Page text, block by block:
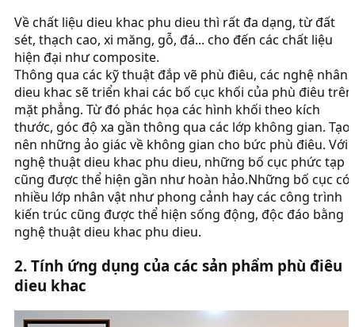
Về chất liệu dieu khac phu dieu thì rất đa dạng, từ đất
sét, thạch cao, xi măng, gỗ, đá... cho đến các chất liệu
hiện đại như composite.
Thông qua các kỹ thuật đắp vẽ phù điêu, các nghệ nhân
dieu khac sẽ triển khai các bố cục khối của phù điêu trên
mặt phẳng. Từ đó phác họa các hình khối theo kích
thước, góc độ xa gần thông qua các lớp không gian. Tạo
nên những ảo giác về không gian cho bức phù điêu. Với
nghệ thuật dieu khac phu dieu, những bố cục phức tạp
cũng được thể hiện gần như hoàn hảo.Những bố cục có
nhiều lớp nhân vật như phong cảnh hay các công trình
kiến trúc cũng được thể hiện sống động, độc đáo bằng
nghệ thuật dieu khac phu dieu.
2. Tính ứng dụng của các sản phẩm phù điêu
dieu khac​